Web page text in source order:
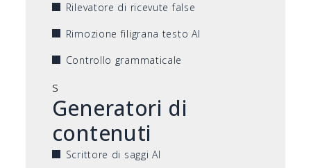
Rilevatore di ricevute false
Rimozione filigrana testo AI
Controllo grammaticale
s
Generatori di
contenuti
Scrittore di saggi AI